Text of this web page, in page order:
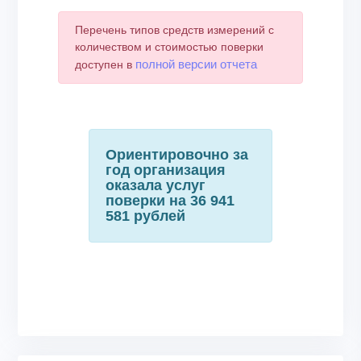
Перечень типов средств измерений с
количеством и стоимостью поверки
доступен в полной версии отчета
Ориентировочно за
год организация
оказала услуг
поверки на 36 941
581 рублей